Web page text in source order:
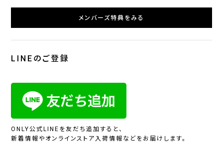
メンバーズ特典をみる
LINEのご登録
ONLY公式LINEを友だち追加すると、
新着情報やオンラインストア入荷情報などをお届けします。